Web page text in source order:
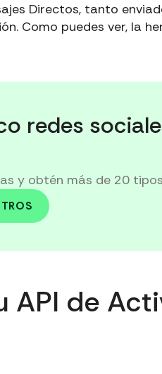
Directos, tanto
Como puedes ver, la
redes
y obtén más de 20
API de